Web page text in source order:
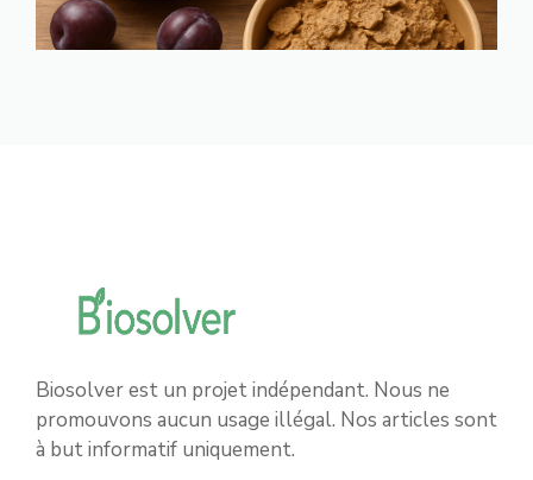
Biosolver est un projet indépendant. Nous ne
promouvons aucun usage illégal. Nos articles sont
à but informatif uniquement.